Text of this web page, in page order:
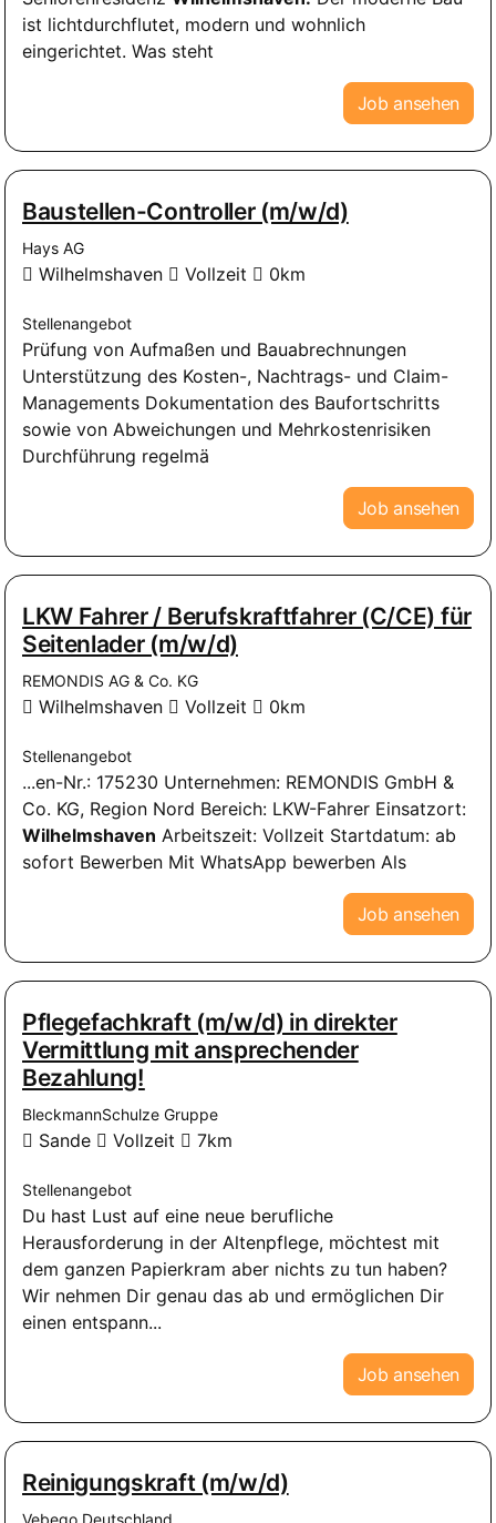
ist lichtdurchflutet, modern und wohnlich
eingerichtet. Was steht
Job ansehen
Baustellen-Controller (m/w/d)
Hays AG
Wilhelmshaven Vollzeit 0km
Stellenangebot
Prüfung von Aufmaßen und Bauabrechnungen
Unterstützung des Kosten-, Nachtrags- und Claim-
Managements Dokumentation des Baufortschritts
sowie von Abweichungen und Mehrkostenrisiken
Durchführung regelmä
Job ansehen
LKW Fahrer / Berufskraftfahrer (C/CE) für
Seitenlader (m/w/d)
REMONDIS AG & Co. KG
Wilhelmshaven Vollzeit 0km
Stellenangebot
...en-Nr.: 175230 Unternehmen: REMONDIS GmbH &
Co. KG, Region Nord Bereich: LKW-Fahrer Einsatzort:
Wilhelmshaven Arbeitszeit: Vollzeit Startdatum: ab
sofort Bewerben Mit WhatsApp bewerben Als
Job ansehen
Pflegefachkraft (m/w/d) in direkter
Vermittlung mit ansprechender
Bezahlung!
BleckmannSchulze Gruppe
Sande Vollzeit 7km
Stellenangebot
Du hast Lust auf eine neue berufliche
Herausforderung in der Altenpflege, möchtest mit
dem ganzen Papierkram aber nichts zu tun haben?
Wir nehmen Dir genau das ab und ermöglichen Dir
einen entspann...
Job ansehen
Reinigungskraft (m/w/d)
Vebego Deutschland